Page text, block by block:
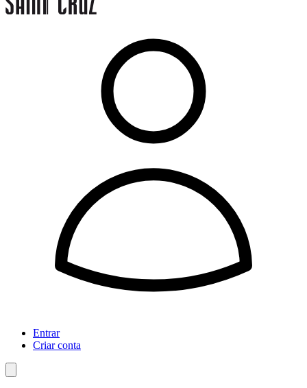
Entrar
Criar conta